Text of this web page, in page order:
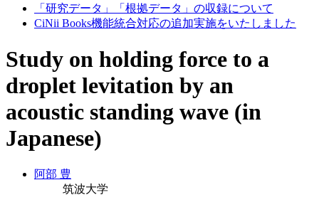
「研究データ」「根拠データ」の収録について
CiNii Books機能統合対応の追加実施をいたしました
Study on holding force to a
droplet levitation by an
acoustic standing wave (in
Japanese)
阿部 豊
筑波大学